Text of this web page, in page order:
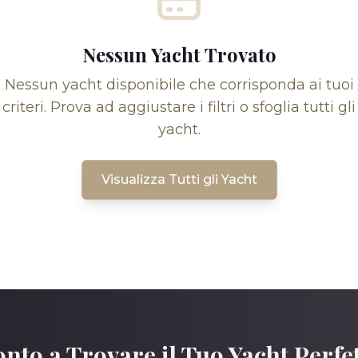
Nessun Yacht Trovato
Nessun yacht disponibile che corrisponda ai tuoi
criteri. Prova ad aggiustare i filtri o sfoglia tutti gli
yacht.
Visualizza Tutti gli Yacht